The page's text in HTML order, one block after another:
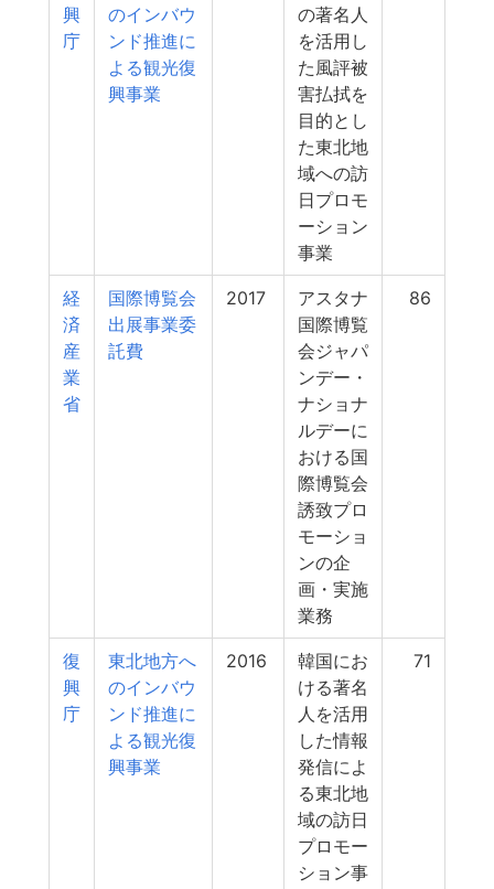
興
庁
のインバウ
ンド推進に
よる観光復
興事業
の著名人
を活用し
た風評被
害払拭を
目的とし
た東北地
域への訪
日プロモ
ーション
事業
経
済
産
業
省
国際博覧会
出展事業委
託費
2017
アスタナ
国際博覧
会ジャパ
ンデー・
ナショナ
ルデーに
おける国
際博覧会
誘致プロ
モーショ
ンの企
画・実施
業務
86
復
興
庁
東北地方へ
のインバウ
ンド推進に
よる観光復
興事業
2016
韓国にお
ける著名
人を活用
した情報
発信によ
る東北地
域の訪日
プロモー
ション事
71